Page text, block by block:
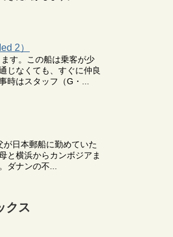
2）
す。この船は乗客が少
じなくても、すぐに仲良
時はスタッフ（G・...
が日本郵船に勤めていた
と横浜からカンボジアま
ダナンの不...
クス